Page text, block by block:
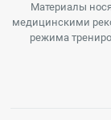
Материалы
медицинскими
режима